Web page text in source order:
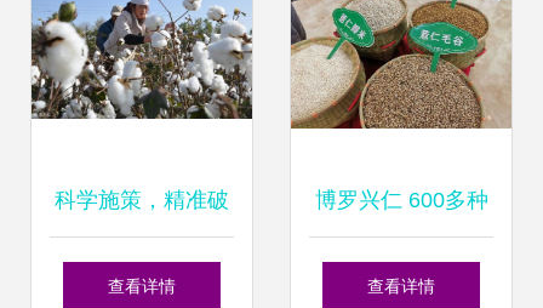
科学施策，精准破
题——三种创新方
查看详情
博罗兴仁 600多种
农产品一站式购
查看详情